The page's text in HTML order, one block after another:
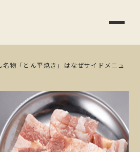
物「とん平焼き」はなぜサイドメニュ